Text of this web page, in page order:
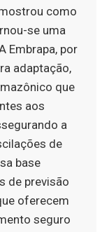
como
se uma
Embrapa, por
adaptação,
que
aos
a
de
base
de previsão
oferecem
seguro